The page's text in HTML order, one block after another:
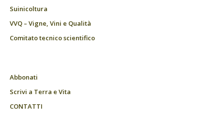
Suinicoltura
VVQ – Vigne, Vini e Qualità
Comitato tecnico scientifico
Abbonati
Scrivi a Terra e Vita
CONTATTI